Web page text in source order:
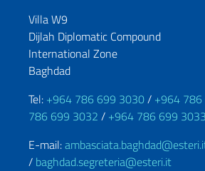
Villa W9
Dijlah Diplomatic Compound
International Zone
Baghdad
Tel: +964 786 699 3030/ +964
786 699 3032 / +964 786 699 3033
E-mail:
/ baghdad.segreteria@esteri.it